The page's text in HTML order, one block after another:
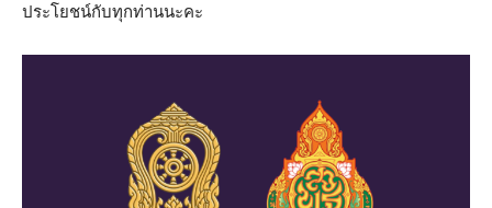
ประโยชน์กับทุกท่านนะคะ